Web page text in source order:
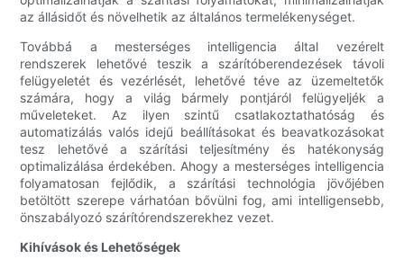
az állásidőt és növelhetik az általános termelékenységet.
Továbbá a mesterséges intelligencia által vezérelt
rendszerek lehetővé teszik a szárítóberendezések távoli
felügyeletét és vezérlését, lehetővé téve az üzemeltetők
számára, hogy a világ bármely pontjáról felügyeljék a
műveleteket. Az ilyen szintű csatlakoztathatóság és
automatizálás valós idejű beállításokat és beavatkozásokat
tesz lehetővé a szárítási teljesítmény és hatékonyság
optimalizálása érdekében. Ahogy a mesterséges intelligencia
folyamatosan fejlődik, a szárítási technológia jövőjében
betöltött szerepe várhatóan bővülni fog, ami intelligensebb,
önszabályozó szárítórendszerekhez vezet.
Kihívások és Lehetőségek